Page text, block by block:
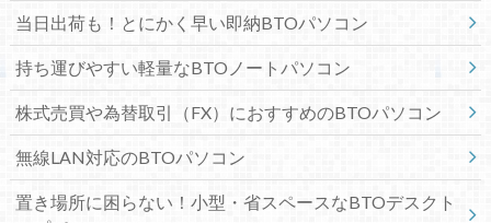
当日出荷も！とにかく早い即納BTOパソコン
持ち運びやすい軽量なBTOノートパソコン
株式売買や為替取引（FX）におすすめのBTOパソコン
無線LAN対応のBTOパソコン
置き場所に困らない！小型・省スペースなBTOデスクト